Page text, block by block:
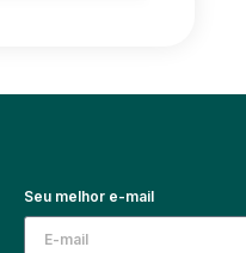
Seu melhor e-mail